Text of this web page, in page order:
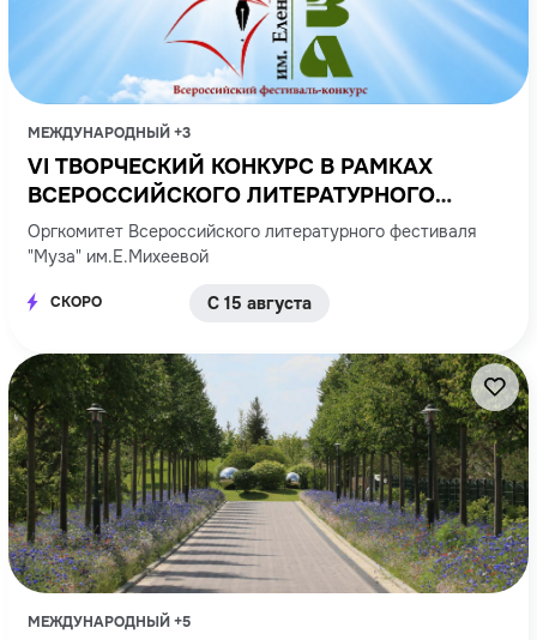
МЕЖДУНАРОДНЫЙ +3
VI ТВОРЧЕСКИЙ КОНКУРС В РАМКАХ
ВСЕРОССИЙСКОГО ЛИТЕРАТУРНОГО
ФЕСТИВАЛЯ-КОНКУРСА «МУЗА»
ИМ.Е.А.МИХЕЕВОЙ
Оргкомитет Всероссийского литературного фестиваля
"Муза" им.Е.Михеевой
СКОРО С 15 августа
МЕЖДУНАРОДНЫЙ +5